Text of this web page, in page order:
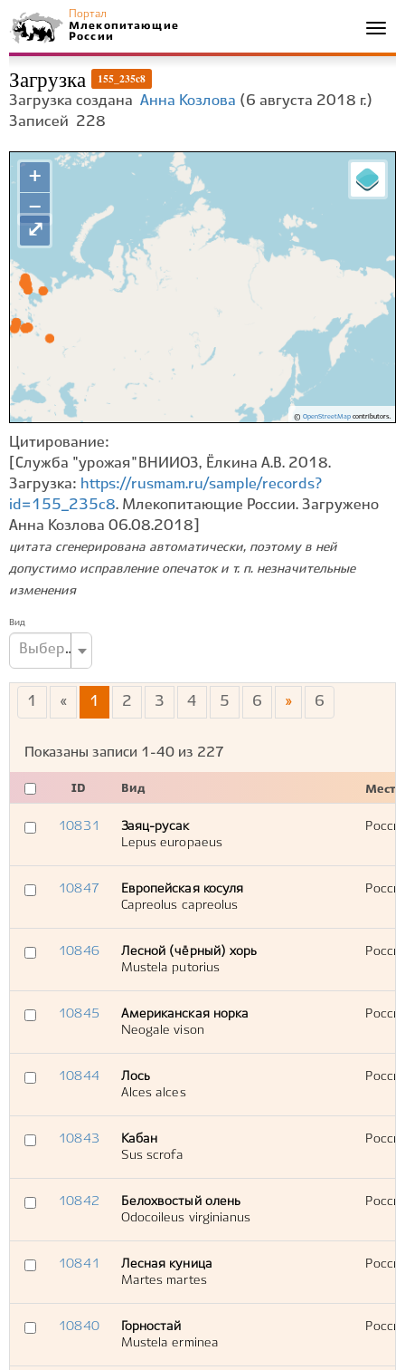
Портал
Млекопитающие
России
Загрузка 155_235c8
Загрузка создана Анна Козлова (6 августа 2018 г.)
Записей
228
+
−
© OpenStreetMapcontributors.
⤢
Цитирование:
[Служба "урожая" ВНИИОЗ, Ёлкина А.В. 2018.
Загрузка: https://rusmam.ru/sample/records?
id=155_235c8. Млекопитающие России. Загружено
Анна Козлова 06.08.2018]
цитата сгенерирована автоматически, поэтому в ней
допустимо исправление опечаток и т. п. незначительные
изменения
Вид
Выберите вид...
1 « 1 2 3 4 5 6 » 6
Показаны записи 1-40 из 227
ID Вид Место
10831
Заяц-русак
Lepus europaeus
10847
Европейская косуля
Capreolus capreolus
10846
Лесной (чёрный) хорь
Mustela putorius
10845
Американская норка
Neogale vison
10844
Лось
Alces alces
10843
Кабан
Sus scrofa
10842
Белохвостый олень
Odocoileus virginianus
10841
Лесная куница
Martes martes
10840
Горностай
Mustela erminea